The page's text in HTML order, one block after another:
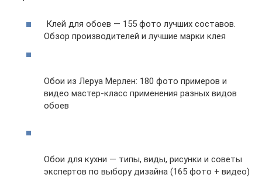
Клей для обоев — 155 фото лучших составов.
Обзор производителей и лучшие марки клея
Обои из Леруа Мерлен: 180 фото примеров и
видео мастер-класс применения разных видов
обоев
Обои для кухни — типы, виды, рисунки и советы
экспертов по выбору дизайна (165 фото + видео)